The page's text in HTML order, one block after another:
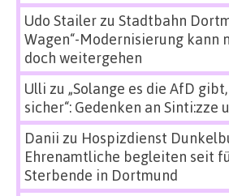
Udo Stailerzu Stadtbahn
Wagen“-Modernisierung kann
doch weitergehen
Ulli zu „Solange es die AfD
sicher“: Gedenken an Sinti:zze
Danii zu Hospizdienst
Ehrenamtliche begleiten seit
Sterbende in Dortmund